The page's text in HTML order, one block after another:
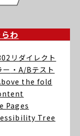
らわ
リダイレクト
ー ・A/Bテスト
the fold
Pages
Tree